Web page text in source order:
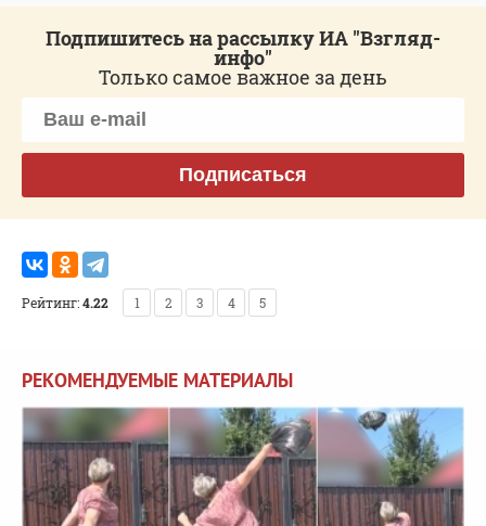
Подпишитесь на рассылку ИА "Взгляд-
инфо"
Только самое важное за день
Подписаться
Рейтинг:4.22 1 2 3 4 5
РЕКОМЕНДУЕМЫЕ МАТЕРИАЛЫ